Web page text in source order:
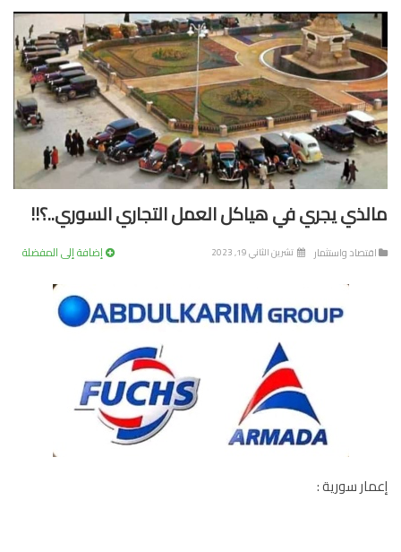
يجري في هياكل العمل التجاري السوري..؟!!
واستثمار تشرين الثاني 19, 2023 إضافة إلى المفضلة
سورية :